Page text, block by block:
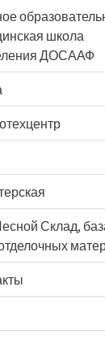
школа
ДОСААФ
Склад,